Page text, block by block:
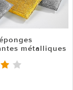
métalliques